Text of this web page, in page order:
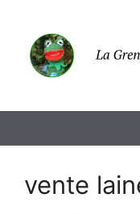
contenu
vente